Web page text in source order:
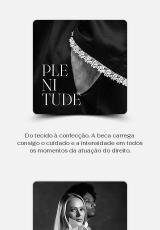
Do tecido à confecção. A beca carrega
consigo o cuidado e a intensidade em todos
os momentos da atuação do direito.